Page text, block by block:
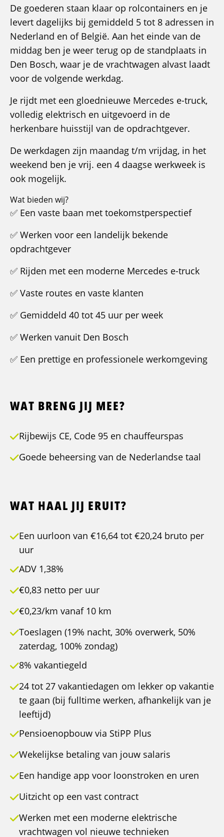
De goederen staan klaar op rolcontainers en je
levert dagelijks bij gemiddeld 5 tot 8 adressen in
Nederland en of België. Aan het einde van de
middag ben je weer terug op de standplaats in
Den Bosch, waar je de vrachtwagen alvast laadt
voor de volgende werkdag.
Je rijdt met een gloednieuwe Mercedes e-truck,
volledig elektrisch en uitgevoerd in de
herkenbare huisstijl van de opdrachtgever.
De werkdagen zijn maandag t/m vrijdag, in het
weekend ben je vrij. een 4 daagse werkweek is
ook mogelijk.
Wat bieden wij?
✅ Een vaste baan met toekomstperspectief
✅ Werken voor een landelijk bekende
opdrachtgever
✅ Rijden met een moderne Mercedes e-truck
✅ Vaste routes en vaste klanten
✅ Gemiddeld 40 tot 45 uur per week
✅ Werken vanuit Den Bosch
✅ Een prettige en professionele werkomgeving
WAT BRENG JIJ MEE?
Rijbewijs CE, Code 95 en chauffeurspas
Goede beheersing van de Nederlandse taal
WAT HAAL JIJ ERUIT?
Een uurloon van €16,64 tot €20,24 bruto per
uur
ADV 1,38%
€0,83 netto per uur
€0,23/km vanaf 10 km
Toeslagen (19% nacht, 30% overwerk, 50%
zaterdag, 100% zondag)
8% vakantiegeld
24 tot 27 vakantiedagen om lekker op vakantie
te gaan (bij fulltime werken, afhankelijk van je
leeftijd)
Pensioenopbouw via StiPP Plus
Wekelijkse betaling van jouw salaris
Een handige app voor loonstroken en uren
Uitzicht op een vast contract
Werken met een moderne elektrische
vrachtwagen vol nieuwe technieken